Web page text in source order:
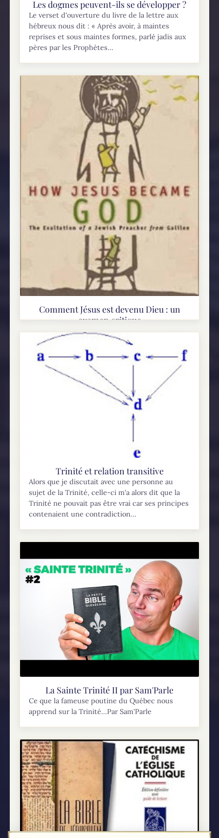
Les dogmes peuvent-ils se développer ?
Le verset d'ouverture du livre de la lettre aux
hébreux nous dit : « Après avoir, à maintes
reprises et sous maintes formes, parlé jadis aux
pères par les Prophètes...
Comment Jésus est devenu Dieu : un
examen critique
La plupart des chrétiens disent que les apôtres
sont venus à croire que Jésus était Dieu après
avoir vu comment la résurrection du Christ a
justifié ses prétentions à la...
Trinité et relation transitive
Alors que je discutait avec une personne au
sujet de la Trinité, celle-ci m'a alors dit que la
Trinité ne pouvait pas être vrai car ses principes
contenaient une contradiction...
La Sainte Trinité II par Sam'Parle
Ce que la fameuse poutine du Québec nous
apprend sur la Trinité...Par Sam'Parle